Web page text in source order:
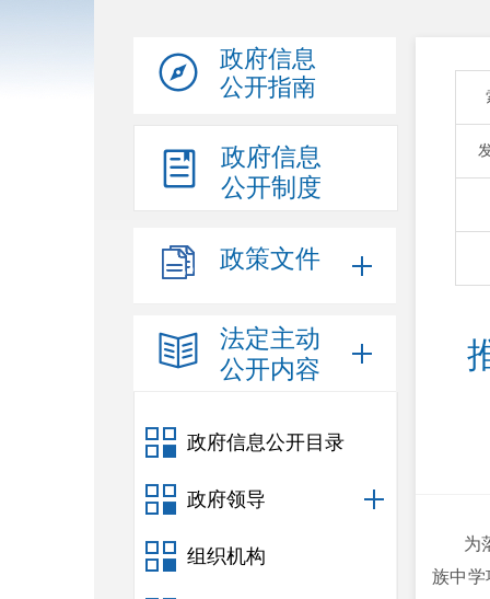
政府信息
公开指南
政府信息
公开制度
政策文件
法定主动
公开内容
政府信息公开目录
政府领导
组织机构
为落
族中学